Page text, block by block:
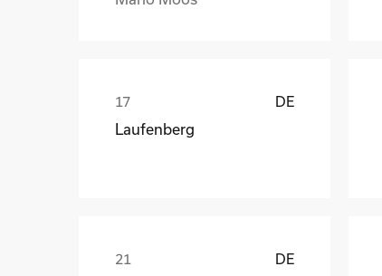
DE
Laufenberg
DE